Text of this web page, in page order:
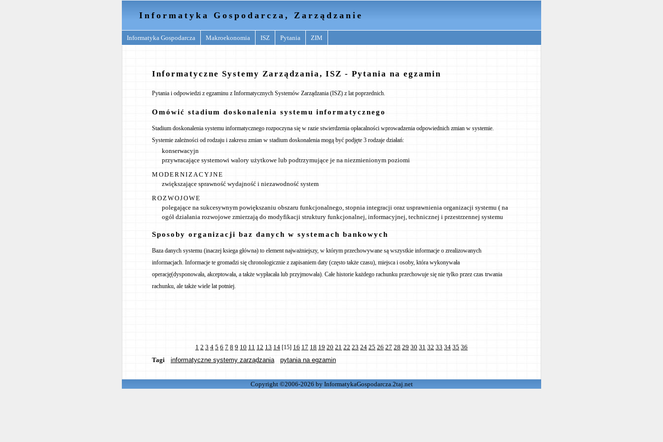
Informatyka Gospodarcza, Zarządzanie
Informatyka Gospodarcza Makroekonomia ISZ Pytania ZIM
Informatyczne Systemy Zarządzania, ISZ - Pytania na egzamin
Pytania i odpowiedzi z egzaminu z Informatycznych Systemów Zarządzania (ISZ) z lat poprzednich.
Omówić stadium doskonalenia systemu informatycznego
Stadium doskonalenia systemu informatycznego rozpoczyna się w razie stwierdzenia opłacalności wprowadzenia odpowiednich zmian w systemie.
Systemie zależności od rodzaju i zakresu zmian w stadium doskonalenia mogą być podjęte 3 rodzaje działań:
konserwacyjn
przywracające systemowi walory użytkowe lub podtrzymujące je na niezmienionym poziomi
MODERNIZACYJNE
zwiększające sprawność wydajność i niezawodność system
ROZWOJOWE
polegające na sukcesywnym powiększaniu obszaru funkcjonalnego, stopnia integracji oraz usprawnienia organizacji systemu ( na
ogół działania rozwojowe zmierzają do modyfikacji struktury funkcjonalnej, informacyjnej, technicznej i przestrzennej systemu
Sposoby organizacji baz danych w systemach bankowych
Baza danych systemu (inaczej ksiega główna) to element najważniejszy, w którym przechowywane są wszystkie informacje o zrealizowanych
informacjach. Informacje te gromadzi się chronologicznie z zapisaniem daty (często także czasu), miejsca i osoby, która wykonywała
operację(dysponowała, akceptowała, a także wypłacała lub przyjmowała). Całe historie każdego rachunku przechowuje się nie tylko przez czas trwania
rachunku, ale także wiele lat potniej.
1 2 3 4 5 6 7 8 9 10 11 12 13 14 [15] 16 17 18 19 20 21 22 23 24 25 26 27 28 29 30 31 32 33 34 35 36
Tagi
informatyczne systemy zarządzania pytania na egzamin
Copyright ©2006-2026 by InformatykaGospodarcza.2taj.net